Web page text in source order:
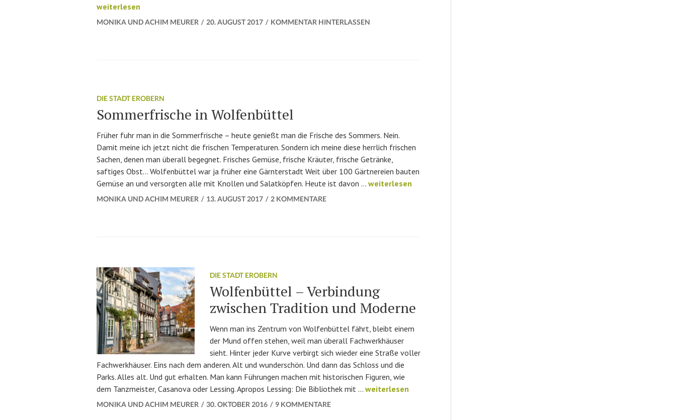
Wie macht man eigentlich Mangoldstrudel?
weiterlesen
MONIKA UND ACHIM MEURER 20. AUGUST 2017 KOMMENTAR HINTERLASSEN
DIE STADT EROBERN
Sommerfrische in Wolfenbüttel
Früher fuhr man in die Sommerfrische – heute genießt man die Frische des Sommers. Nein.
Damit meine ich jetzt nicht die frischen Temperaturen. Sondern ich meine diese herrlich frischen
Sachen, denen man überall begegnet. Frisches Gemüse, frische Kräuter, frische Getränke,
saftiges Obst… Wolfenbüttel war ja früher eine Gärnterstadt Weit über 100 Gärtnereien bauten
Gemüse an und versorgten alle mit Knollen und Salatköpfen. Heute ist davon … Sommerfrische in Wolfenbüttel
weiterlesen
MONIKA UND ACHIM MEURER 13. AUGUST 2017 2 KOMMENTARE
DIE STADT EROBERN
Wolfenbüttel – Verbindung
zwischen Tradition und Moderne
Wenn man ins Zentrum von Wolfenbüttel fährt, bleibt einem
der Mund offen stehen, weil man überall Fachwerkhäuser
sieht. Hinter jeder Kurve verbirgt sich wieder eine Straße voller
Fachwerkhäuser. Eins nach dem anderen. Alt und wunderschön. Und dann das Schloss und die
Parks. Alles alt. Und gut erhalten. Man kann Führungen machen mit historischen Figuren, wie
dem Tanzmeister, Casanova oder Lessing. Apropos Lessing: Die Bibliothek mit … Wolfenbüttel – Verbindung zwischen Tradition und Moderne
weiterlesen
MONIKA UND ACHIM MEURER 30. OKTOBER 2016 9 KOMMENTARE